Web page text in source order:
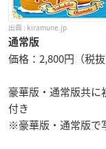
kiramune.jp
通常版
価格：2,800円（税抜
豪華版・通常版共に
付き
※豪華版・通常版で